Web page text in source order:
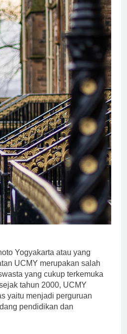
Yogyakarta atau yang
UCMY merupakan salah
yang cukup terkemuka
tahun 2000, UCMY
yaitu menjadi perguruan
pendidikan dan